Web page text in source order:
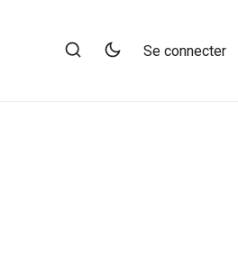
Se connecter